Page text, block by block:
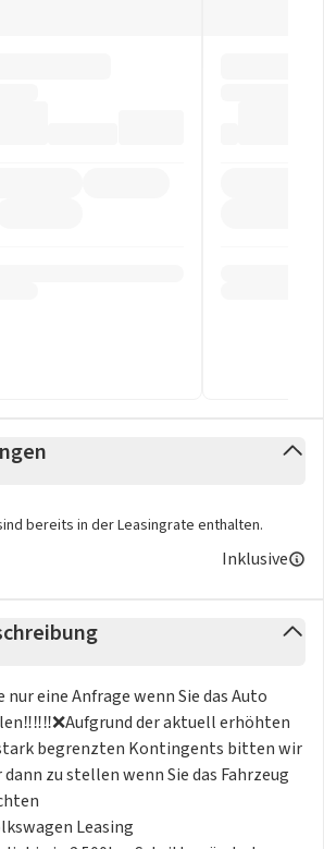
bereits in der Leasingrate enthalten.
Inklusive
eine Anfrage wenn Sie das Auto
der aktuell erhöhten
begrenzten Kontingents bitten wir
zu stellen wenn Sie das Fahrzeug
Leasing